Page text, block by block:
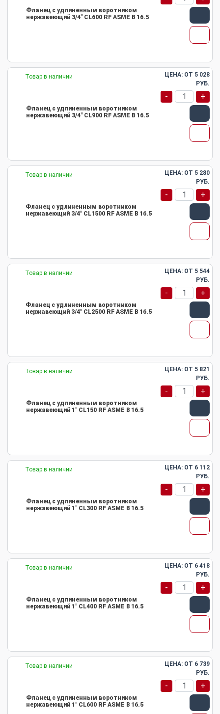
Фланец с удлиненным воротником
нержавеющий 3/4" CL600 RF ASME B 16.5
Товар в наличии
Фланец с удлиненным воротником
нержавеющий 3/4" CL900 RF ASME B 16.5
ЦЕНА: ОТ 5 028
РУБ.
- +
Товар в наличии
Фланец с удлиненным воротником
нержавеющий 3/4" CL1500 RF ASME B 16.5
ЦЕНА: ОТ 5 280
РУБ.
- +
Товар в наличии
Фланец с удлиненным воротником
нержавеющий 3/4" CL2500 RF ASME B 16.5
ЦЕНА: ОТ 5 544
РУБ.
- +
Товар в наличии
Фланец с удлиненным воротником
нержавеющий 1" CL150 RF ASME B 16.5
ЦЕНА: ОТ 5 821
РУБ.
- +
Товар в наличии
Фланец с удлиненным воротником
нержавеющий 1" CL300 RF ASME B 16.5
ЦЕНА: ОТ 6 112
РУБ.
- +
Товар в наличии
Фланец с удлиненным воротником
нержавеющий 1" CL400 RF ASME B 16.5
ЦЕНА: ОТ 6 418
РУБ.
- +
Товар в наличии
Фланец с удлиненным воротником
нержавеющий 1" CL600 RF ASME B 16.5
ЦЕНА: ОТ 6 739
РУБ.
- +